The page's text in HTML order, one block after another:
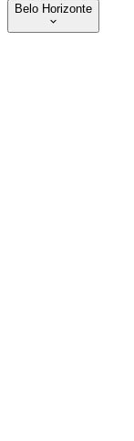
Belo Horizonte